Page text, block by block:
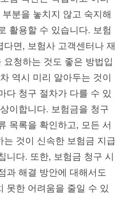
분을 놓치지 않고 숙지해
활용할 수 있습니다. 보험
다면, 보험사 고객센터나 재
청하는 것도 좋은 방법입
역시 미리 알아두는 것이
다 청구 절차가 다를 수 있
이합니다. 보험금을 청구
목록을 확인하고, 모든 서
는 것이 신속한 보험금 지급
니다. 또한, 보험금 청구 시
과 해결 방안에 대해서도
못한 어려움을 줄일 수 있